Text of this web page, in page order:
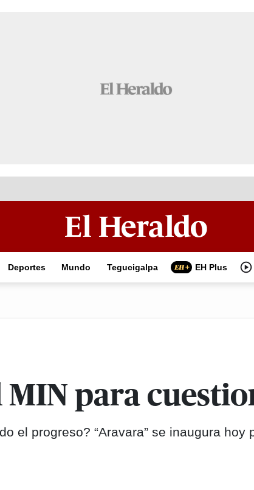
Deportes Mundo Tegucigalpa EH Plus
MIN para
el progreso? “Aravara” se inaugura hoy